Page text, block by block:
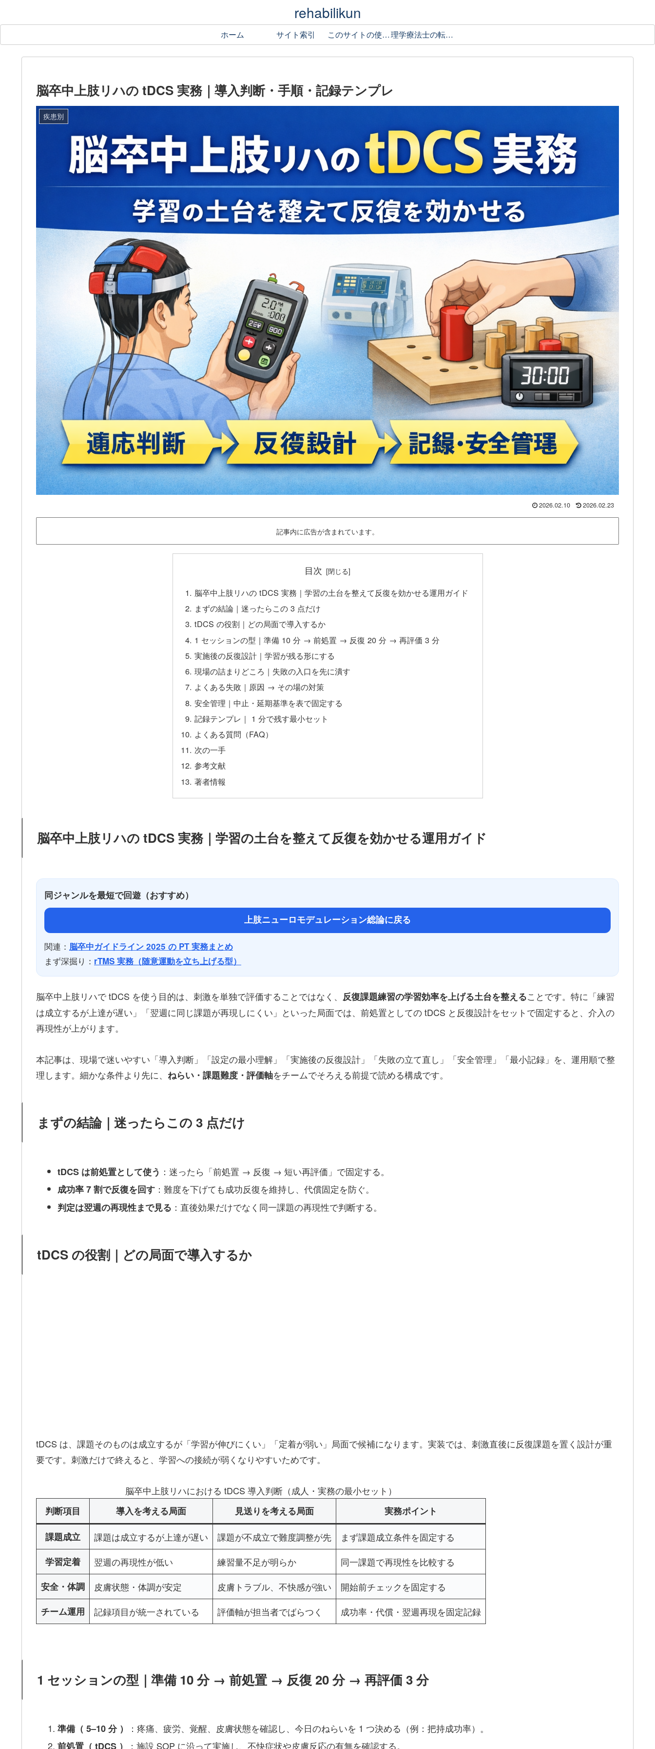
rehabilikun
ホーム サイト索引 このサイトの使い方 理学療法士の転職ガイド
脳卒中上肢リハの tDCS 実務｜導入判断・手順・記録テンプレ
疾患別
2026.02.10 2026.02.23
記事内に広告が含まれています。
目次
脳卒中上肢リハの tDCS 実務｜学習の土台を整えて反復を効かせる運用ガイド
まずの結論｜迷ったらこの 3 点だけ
tDCS の役割｜どの局面で導入するか
1 セッションの型｜準備 10 分 → 前処置 → 反復 20 分 → 再評価 3 分
実施後の反復設計｜学習が残る形にする
現場の詰まりどころ｜失敗の入口を先に潰す
よくある失敗｜原因 → その場の対策
安全管理｜中止・延期基準を表で固定する
記録テンプレ｜ 1 分で残す最小セット
よくある質問（FAQ）
次の一手
参考文献
著者情報
脳卒中上肢リハの tDCS 実務｜学習の土台を整えて反復を効かせる運用ガイド
同ジャンルを最短で回遊（おすすめ）
上肢ニューロモデュレーション総論に戻る
関連： 脳卒中ガイドライン 2025 の PT 実務まとめ
まず深掘り： rTMS 実務（随意運動を立ち上げる型）
脳卒中上肢リハで tDCS を使う目的は、刺激を単独で評価することではなく、 反復課題練習の学習効率を上げる土台を整えることです。特に「練習
は成立するが上達が遅い」「翌週に同じ課題が再現しにくい」といった局面では、前処置としての tDCS と反復設計をセットで固定すると、介入の
再現性が上がります。
本記事は、現場で迷いやすい「導入判断」「設定の最小理解」「実施後の反復設計」「失敗の立て直し」「安全管理」「最小記録」を、運用順で整
理します。細かな条件より先に、 ねらい・課題難度・評価軸をチームでそろえる前提で読める構成です。
まずの結論｜迷ったらこの 3 点だけ
tDCS は前処置として使う ：迷ったら「前処置 → 反復 → 短い再評価」で固定する。
成功率 7 割で反復を回す：難度を下げても成功反復を維持し、代償固定を防ぐ。
判定は翌週の再現性まで見る ：直後効果だけでなく同一課題の再現性で判断する。
tDCS の役割｜どの局面で導入するか
tDCS は、課題そのものは成立するが「学習が伸びにくい」「定着が弱い」局面で候補になります。実装では、刺激直後に反復課題を置く設計が重
要です。刺激だけで終えると、学習への接続が弱くなりやすいためです。
脳卒中上肢リハにおける tDCS 導入判断（成人・実務の最小セット）
判断項目
導入を考える局面 見送りを考える局面 実務ポイント
課題成立 課題は成立するが上達が遅い 課題が不成立で難度調整が先
まず課題成立条件を固定する
学習定着
翌週の再現性が低い 練習量不足が明らか
同一課題で再現性を比較する
安全・体調
皮膚状態・体調が安定 皮膚トラブル、不快感が強い
開始前チェックを固定する
チーム運用
記録項目が統一されている 評価軸が担当者でばらつく 成功率・代償・翌週再現を固定記録
1 セッションの型｜準備 10 分 → 前処置 → 反復 20 分 → 再評価 3 分
準備（ 5–10 分 ）
：疼痛、疲労、覚醒、皮膚状態を確認し、今日のねらいを 1 つ決める（例：把持成功率）。
前処置（ tDCS ）
：施設 SOP に沿って実施し、不快症状や皮膚反応の有無を確認する。